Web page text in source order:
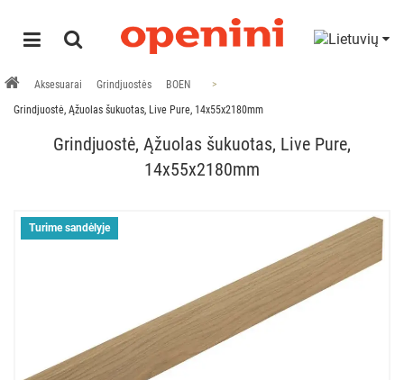
Aksesuarai Grindjuostės
BOEN
Grindjuostė, Ąžuolas šukuotas, Live Pure, 14x55x2180mm
Grindjuostė, Ąžuolas šukuotas, Live Pure,
14x55x2180mm
Turime sandėlyje